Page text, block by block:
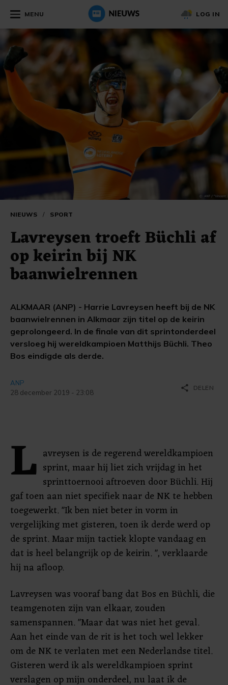
MENU LOG IN
NIEUWS / SPORT
Lavreysen troeft Büchli af
op keirin bij NK
baanwielrennen
ALKMAAR (ANP) - Harrie Lavreysen heeft bij de NK
baanwielrennen in Alkmaar zijn titel op de keirin
geprolongeerd. In de finale van dit sprintonderdeel
versloeg hij wereldkampioen Matthijs Büchli. Theo
Bos eindigde als derde.
ANP
28 december 2019 - 23:08
share DELEN
L avreysen is de regerend wereldkampioen
sprint, maar hij liet zich vrijdag in het
sprinttoernooi aftroeven door Büchli. Hij
gaf toen aan niet specifiek naar de NK te hebben
toegewerkt. "Ik ben niet beter in vorm in
vergelijking met gisteren, toen ik derde werd op
de sprint. Maar mijn tactiek klopte vandaag en
dat is heel belangrijk op de keirin. ", verklaarde
hij na afloop.
Lavreysen was vooraf bang dat Bos en Büchli, die
teamgenoten zijn van elkaar, zouden
samenspannen. "Maar dat was niet het geval.
Aan het einde van de rit is het toch wel lekker
om de NK te verlaten met een Nederlandse titel.
Gisteren werd ik als wereldkampioen sprint
verslagen op mijn onderdeel, nu laat ik de